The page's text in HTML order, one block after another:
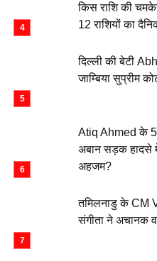
किस राशि की
12 राशियों का
दिल्ली की बेटी
जाम्बिया सुप्रीम
Atiq Ahmed के 5
अबान सड़क हादसे
अहजम?
तमिलनाडु के CM
संगीता ने अचानक